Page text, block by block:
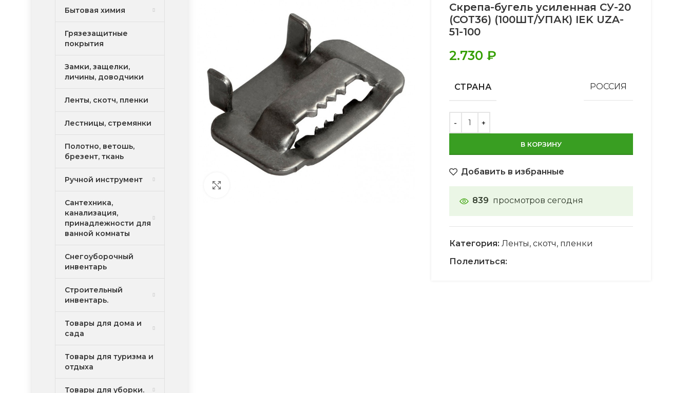
Скрепа-бугель усиленная СУ-20
(СОТ36) (100ШТ/УПАК) IEK UZA-
51-100
2.730 ₽
СТРАНА РОССИЯ
В КОРЗИНУ
Добавить в избранные
839 просмотров сегодня
Категория: Ленты, скотч, пленки
Полелиться:
Бытовая химия
Грязезащитные
покрытия
Замки, защелки,
личины, доводчики
Ленты, скотч, пленки
Лестницы, стремянки
Полотно, ветошь,
брезент, ткань
Ручной инструмент
Сантехника,
канализация,
принадлежности для
ванной комнаты
Снегоуборочный
инвентарь
Строительный
инвентарь.
Товары для дома и
сада
Товары для туризма и
отдыха
Товары для уборки.